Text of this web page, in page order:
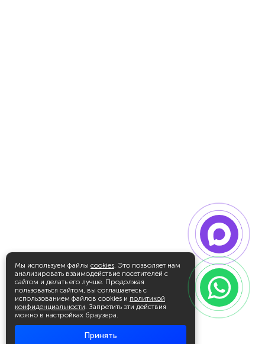
Мы используем файлы cookies. Это позволяет нам
анализировать взаимодействие посетителей с
сайтом и делать его лучше. Продолжая
пользоваться сайтом, вы соглашаетесь с
использованием файлов cookies и политикой
конфиденциальности. Запретить эти действия
можно в настройках браузера.
Принять